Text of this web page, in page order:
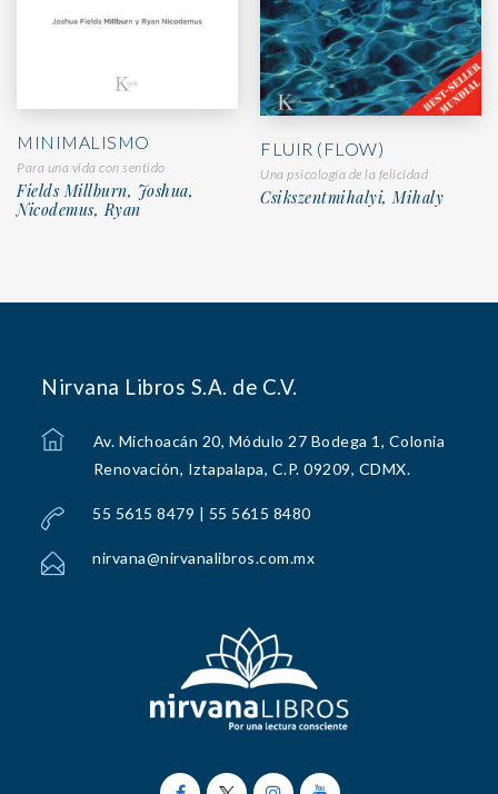
MINIMALISMO
Para una vida con sentido
Fields Millburn, Joshua,
Nicodemus, Ryan
FLUIR (FLOW)
Una psicología de la felicidad
Csikszentmihalyi, Mihaly
Nirvana Libros S.A. de C.V.
Av. Michoacán 20, Módulo 27 Bodega 1, Colonia
Renovación, Iztapalapa, C.P. 09209, CDMX.
55 5615 8479 | 55 5615 8480
nirvana@nirvanalibros.com.mx